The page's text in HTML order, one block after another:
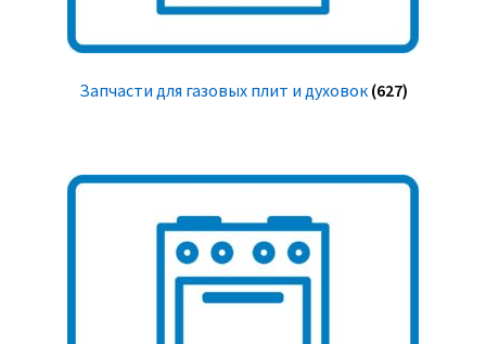
Запчасти для газовых плит и духовок (627)